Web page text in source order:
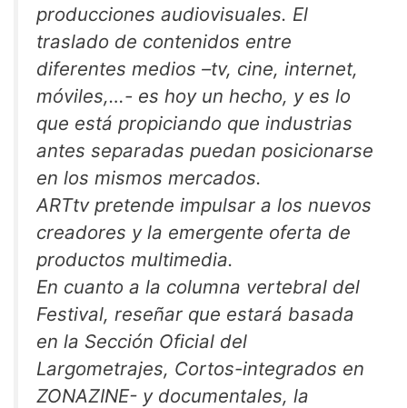
producciones audiovisuales. El
traslado de contenidos entre
diferentes medios –tv, cine, internet,
móviles,…- es hoy un hecho, y es lo
que está propiciando que industrias
antes separadas puedan posicionarse
en los mismos mercados.
ARTtv pretende impulsar a los nuevos
creadores y la emergente oferta de
productos multimedia.
En cuanto a la columna vertebral del
Festival, reseñar que estará basada
en la Sección Oficial del
Largometrajes, Cortos-integrados en
ZONAZINE- y documentales, la